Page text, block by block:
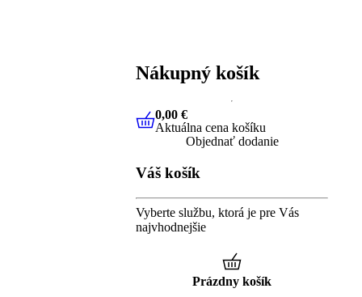
Nákupný košík
0,00 €Aktuálna cena košíku
0,00 €
Aktuálna cena košíku
Objednať dodanie
Váš košík
Vyberte službu, ktorá je pre Vás
najvhodnejšie
Prázdny košík